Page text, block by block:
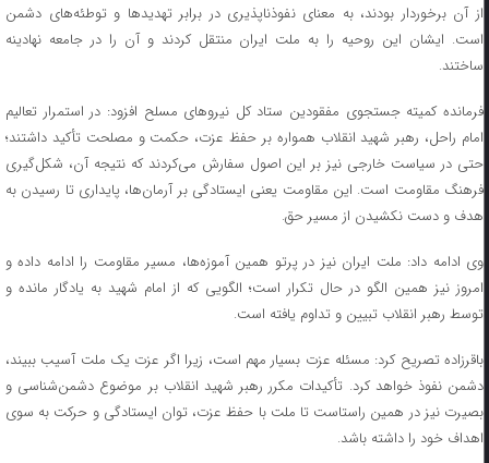
از آن برخوردار بودند، به معنای نفوذناپذیری در برابر تهدیدها و توطئه‌های دشمن
است. ایشان این روحیه را به ملت ایران منتقل کردند و آن را در جامعه نهادینه
ساختند.
فرمانده کمیته جستجوی مفقودین ستاد کل نیروهای مسلح افزود: در استمرار تعالیم
امام راحل، رهبر شهید انقلاب همواره بر حفظ عزت، حکمت و مصلحت تأکید داشتند؛
حتی در سیاست خارجی نیز بر این اصول سفارش می‌کردند که نتیجه آن، شکل‌گیری
فرهنگ مقاومت است. این مقاومت یعنی ایستادگی بر آرمان‌ها، پایداری تا رسیدن به
هدف و دست نکشیدن از مسیر حق.
وی ادامه داد: ملت ایران نیز در پرتو همین آموزه‌ها، مسیر مقاومت را ادامه داده و
امروز نیز همین الگو در حال تکرار است؛ الگویی که از امام شهید به یادگار مانده و
توسط رهبر انقلاب تبیین و تداوم یافته است.
باقرزاده تصریح کرد: مسئله عزت بسیار مهم است، زیرا اگر عزت یک ملت آسیب ببیند،
دشمن نفوذ خواهد کرد. تأکیدات مکرر رهبر شهید انقلاب بر موضوع دشمن‌شناسی و
بصیرت نیز در همین راستاست تا ملت با حفظ عزت، توان ایستادگی و حرکت به سوی
اهداف خود را داشته باشد.